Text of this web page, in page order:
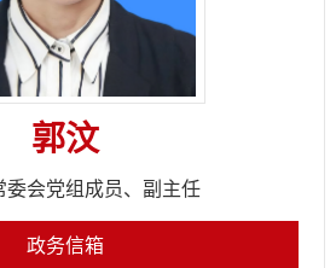
郭汶
委会党组成员、副主任
政务信箱